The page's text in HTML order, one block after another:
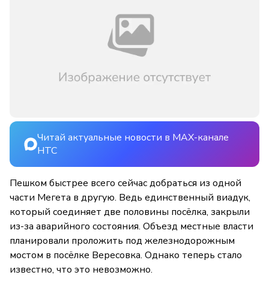
Читай актуальные новости в MAX-канале
НТС
Пешком быстрее всего сейчас добраться из одной
части Мегета в другую. Ведь единственный виадук,
который соединяет две половины посёлка, закрыли
из-за аварийного состояния. Объезд местные власти
планировали проложить под железнодорожным
мостом в посёлке Вересовка. Однако теперь стало
известно, что это невозможно.